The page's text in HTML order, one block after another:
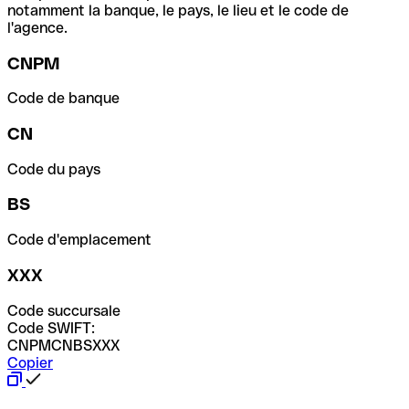
notamment la banque, le pays, le lieu et le code de
l'agence.
CNPM
Code de banque
CN
Code du pays
BS
Code d'emplacement
XXX
Code succursale
Code SWIFT:
CNPMCNBSXXX
Copier